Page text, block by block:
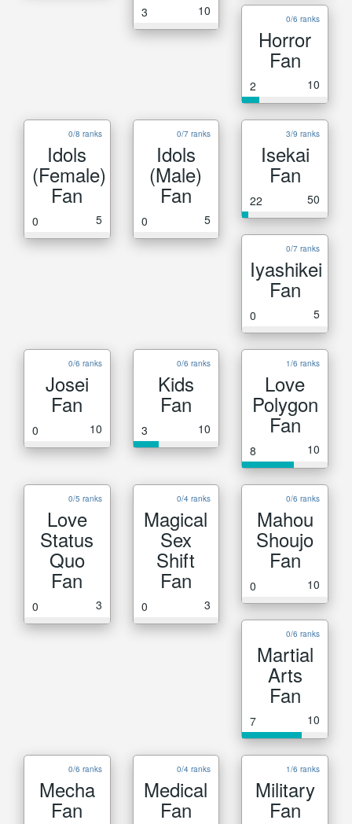
3 10
0/6 ranks
Horror
Fan
2 10
0/8 ranks
Idols
(Female)
Fan
0 5
0/7 ranks
Idols
(Male)
Fan
0 5
3/9 ranks
Isekai
Fan
22 50
0/7 ranks
Iyashikei
Fan
0 5
0/6 ranks
Josei
Fan
0 10
0/6 ranks
Kids
Fan
3 10
1/6 ranks
Love
Polygon
Fan
8 10
0/5 ranks
Love
Status
Quo
Fan
0 3
0/4 ranks
Magical
Sex
Shift
Fan
0 3
0/6 ranks
Mahou
Shoujo
Fan
0 10
0/6 ranks
Martial
Arts
Fan
7 10
0/6 ranks
Mecha
Fan
0/4 ranks
Medical
Fan
1/6 ranks
Military
Fan